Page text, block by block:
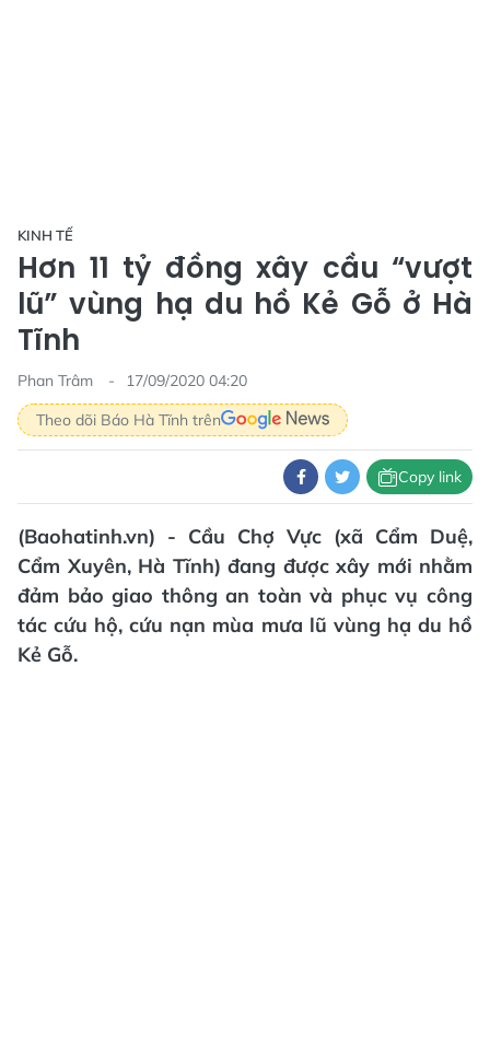
KINH TẾ
Hơn 11 tỷ đồng xây cầu “vượt
lũ” vùng hạ du hồ Kẻ Gỗ ở Hà
Tĩnh
Phan Trâm
17/09/2020 04:20
Theo dõi Báo Hà Tĩnh trên
Copy link
(Baohatinh.vn) - Cầu Chợ Vực (xã Cẩm Duệ,
Cẩm Xuyên, Hà Tĩnh) đang được xây mới nhằm
đảm bảo giao thông an toàn và phục vụ công
tác cứu hộ, cứu nạn mùa mưa lũ vùng hạ du hồ
Kẻ Gỗ.